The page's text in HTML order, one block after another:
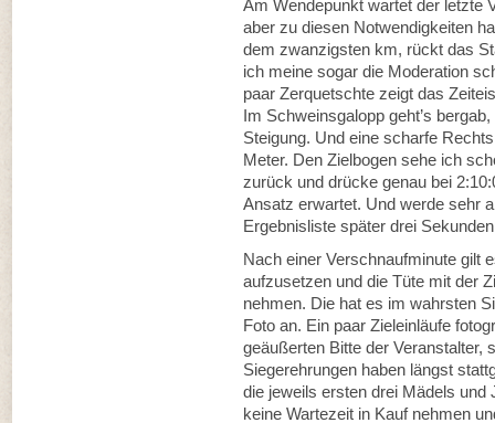
Am Wendepunkt wartet der letzte
aber zu diesen Notwendigkeiten
dem zwanzigsten km, rückt das
ich meine sogar die Moderation
paar Zerquetschte zeigt das
Im Schweinsgalopp geht’s
Steigung. Und eine scharfe
Meter. Den Zielbogen sehe ich
zurück und drücke genau bei
Ansatz erwartet. Und werde sehr
Ergebnisliste später drei
Nach einer Verschnaufminute gilt
aufzusetzen und die Tüte mit der
nehmen. Die hat es im wahrsten
Foto an. Ein paar Zieleinläufe
geäußerten Bitte der Veranstalter,
Siegerehrungen haben längst
die jeweils ersten drei Mädels
keine Wartezeit in Kauf nehmen